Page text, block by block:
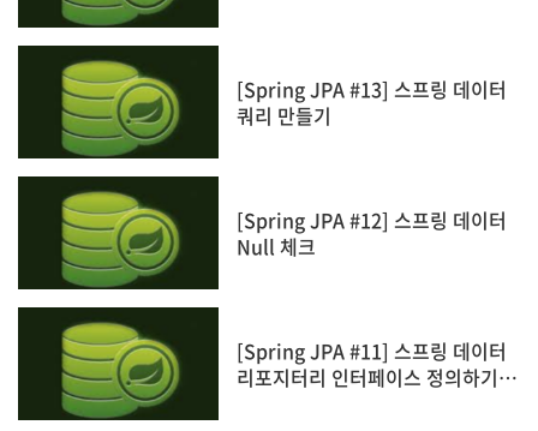
[Spring JPA #13] 스프링 데이터
쿼리 만들기
[Spring JPA #12] 스프링 데이터
Null 체크
[Spring JPA #11] 스프링 데이터
리포지터리 인터페이스 정의하기